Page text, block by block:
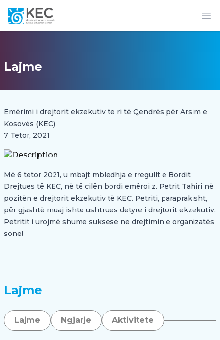
Lajme
Emërimi i drejtorit ekzekutiv të ri të Qendrës për Arsim e
Kosovës (KEC)
7 Tetor, 2021
Më 6 tetor 2021, u mbajt mbledhja e rregullt e Bordit
Drejtues të KEC, në të cilën bordi emëroi z. Petrit Tahiri në
pozitën e drejtorit ekzekutiv të KEC. Petriti, paraprakisht,
për gjashtë muaj ishte ushtrues detyre i drejtorit ekzekutiv.
Petritit i urojmë shumë suksese në drejtimin e organizatës
sonë!
Lajme
Lajme Ngjarje Aktivitete